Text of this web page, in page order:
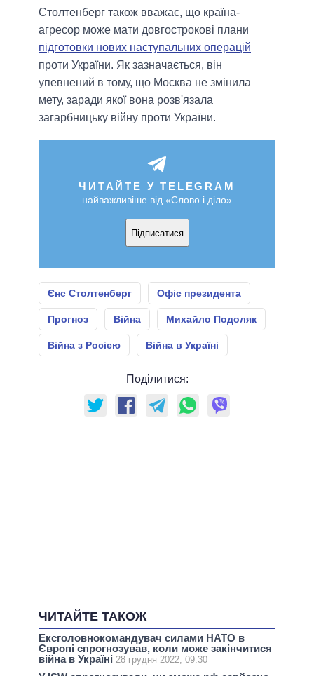
Столтенберг також вважає, що країна-
агресор може мати довгострокові плани
підготовки нових наступальних операцій
проти України. Як зазначається, він
упевнений в тому, що Москва не змінила
мету, заради якої вона розв'язала
загарбницьку війну проти України.
ЧИТАЙТЕ У TELEGRAM
найважливіше від «Слово і діло»
Підписатися
Єнс Столтенберг Офіс президента
Прогноз Війна Михайло Подоляк
Війна з Росією Війна в Україні
Поділитися:
ЧИТАЙТЕ ТАКОЖ
Ексголовнокомандувач силами НАТО в
Європі спрогнозував, коли може закінчитися
війна в Україні 28 грудня 2022, 09:30